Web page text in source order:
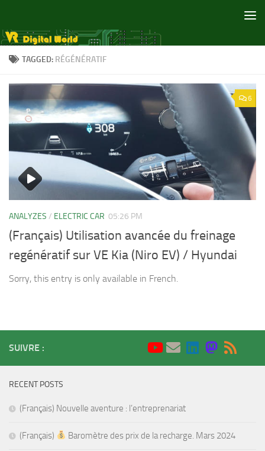
TAGGED: RÉGÉNÉRATIF
6
ANALYZES / ELECTRIC CAR 05:26 PM
(Français) Utilisation avancée du freinage
regénératif sur VE Kia (Niro EV) / Hyundai
Sorry, this entry is only available in French.
SUIVRE :
RECENT POSTS
(Français) Nouvelle aventure : l’entreprenariat
(Français) Baromètre des prix de la recharge. Mars 2024